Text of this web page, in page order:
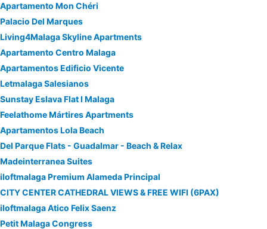
Apartamento Mon Chéri
Palacio Del Marques
Living4Malaga Skyline Apartments
Apartamento Centro Malaga
Apartamentos Edificio Vicente
Letmalaga Salesianos
Sunstay Eslava Flat I Malaga
Feelathome Mártires Apartments
Apartamentos Lola Beach
Del Parque Flats - Guadalmar - Beach & Relax
Madeinterranea Suites
iloftmalaga Premium Alameda Principal
CITY CENTER CATHEDRAL VIEWS & FREE WIFI (6PAX)
iloftmalaga Atico Felix Saenz
Petit Malaga Congress